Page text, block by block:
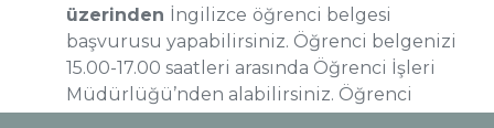
üzerinden İngilizce öğrenci belgesi
başvurusu yapabilirsiniz. Öğrenci belgenizi
15.00-17.00 saatleri arasında Öğrenci İşleri
Müdürlüğü’nden alabilirsiniz. Öğrenci